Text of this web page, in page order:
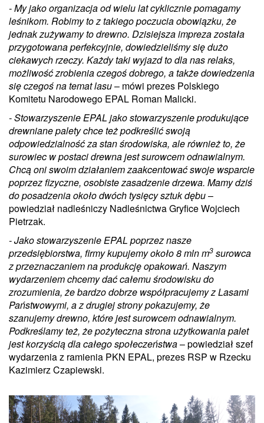
- My jako organizacja od wielu lat cyklicznie pomagamy
leśnikom. Robimy to z takiego poczucia obowiązku, że
jednak zużywamy to drewno. Dzisiejsza impreza została
przygotowana perfekcyjnie, dowiedzieliśmy się dużo
ciekawych rzeczy. Każdy taki wyjazd to dla nas relaks,
możliwość zrobienia czegoś dobrego, a także dowiedzenia
się czegoś na temat lasu– mówi prezes Polskiego
Komitetu Narodowego EPAL Roman Malicki.
- Stowarzyszenie EPAL jako stowarzyszenie produkujące
drewniane palety chce też podkreślić swoją
odpowiedzialność za stan środowiska, ale również to, że
surowiec w postaci drewna jest surowcem odnawialnym.
Chcą oni swoim działaniem zaakcentować swoje wsparcie
poprzez fizyczne, osobiste zasadzenie drzewa. Mamy dziś
do posadzenia około dwóch tysięcy sztuk dębu–
powiedział nadleśniczy Nadleśnictwa Gryfice Wojciech
Pietrzak.
- Jako stowarzyszenie EPAL poprzez nasze
przedsiębiorstwa, firmy kupujemy około 8 mln m3 surowca
z przeznaczaniem na produkcję opakowań. Naszym
wydarzeniem chcemy dać całemu środowisku do
zrozumienia, że bardzo dobrze współpracujemy z Lasami
Państwowymi, a z drugiej strony pokazujemy, że
szanujemy drewno, które jest surowcem odnawialnym.
Podkreślamy też, że pożyteczna strona użytkowania palet
jest korzyścią dla całego społeczeństwa– powiedział szef
wydarzenia z ramienia PKN EPAL, prezes RSP w Rzecku
Kazimierz Czapiewski.